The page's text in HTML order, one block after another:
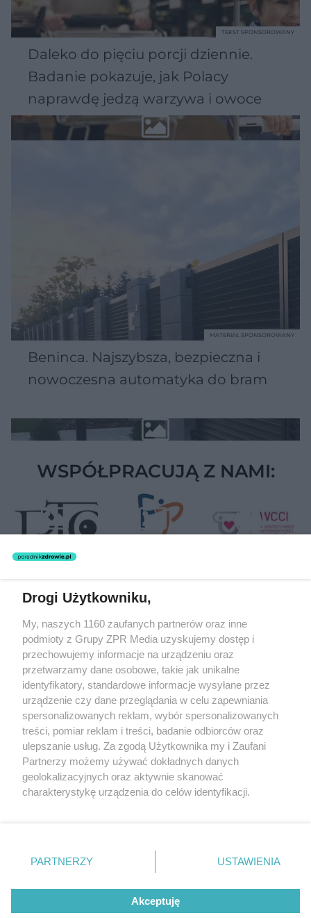
Daleko do pięciu porcji dziennie.
Badanie pokazuje, jak Polacy
naprawdę jedzą warzywa i owoce
TEKST SPONSOROWANY
Beninca. Najszybsza, bezpieczna i
nowoczesna automatyka do bram
MATERIAŁ SPONSOROWANY
WSPÓŁPRACUJĄ Z NAMI:
Żaden utwór zamieszczony w serwisie nie może być powielany i
rozpowszechniany lub dalej rozpowszechniany w jakikolwiek sposób
(w tym także elektroniczny lub mechaniczny) na jakimkolwiek polu
eksploatacji w jakiejkolwiek formie, włącznie z umieszczaniem w
Internecie bez pisemnej zgody właściciela praw. Jakiekolwiek użycie
lub wykorzystanie utworów w całości lub w części z naruszeniem
prawa, tzn. bez właściwej zgody, jest zabronione pod groźbą kary i
może być ścigane prawnie.
O nas
Drogi Użytkowniku,
My, naszych 1160 zaufanych partnerów oraz inne
podmioty z Grupy ZPR Media uzyskujemy dostęp i
przechowujemy informacje na urządzeniu oraz
przetwarzamy dane osobowe, takie jak unikalne
identyfikatory, standardowe informacje wysyłane przez
urządzenie czy dane przeglądania w celu zapewniania
spersonalizowanych reklam, wybór spersonalizowanych
treści, pomiar reklam i treści, badanie odbiorców oraz
ulepszanie usług. Za zgodą Użytkownika my i Zaufani
Partnerzy możemy używać dokładnych danych
geolokalizacyjnych oraz aktywnie skanować
charakterystykę urządzenia do celów identyfikacji.
zmienić/wycofać klikając przycisk ustawień prywatności
znajdujący się w lewym dolnym rogu strony
rodzaje przetwarzania danych nie wymagają zgody
użytkownika, ale masz prawo sprzeciwić się takiemu
PARTNERZY USTAWIENIA
Akceptuję